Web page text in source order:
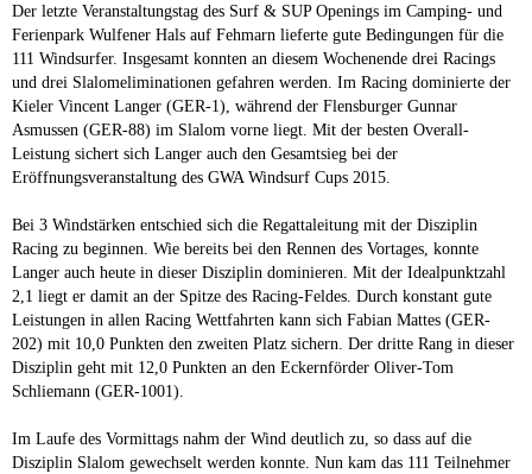
Touristik
Der letzte Veranstaltungstag des Surf & SUP Openings im Camping- und
Ferienpark Wulfener Hals auf Fehmarn lieferte gute Bedingungen für die
111 Windsurfer. Insgesamt konnten an diesem Wochenende drei Racings
und drei Slalomeliminationen gefahren werden. Im Racing dominierte der
Kieler Vincent Langer (GER-1), während der Flensburger Gunnar
Asmussen (GER-88) im Slalom vorne liegt. Mit der besten Overall-
Leistung sichert sich Langer auch den Gesamtsieg bei der
Eröffnungsveranstaltung des GWA Windsurf Cups 2015.
Bei 3 Windstärken entschied sich die Regattaleitung mit der Disziplin
Racing zu beginnen. Wie bereits bei den Rennen des Vortages, konnte
Langer auch heute in dieser Disziplin dominieren. Mit der Idealpunktzahl
2,1 liegt er damit an der Spitze des Racing-Feldes. Durch konstant gute
Leistungen in allen Racing Wettfahrten kann sich Fabian Mattes (GER-
202) mit 10,0 Punkten den zweiten Platz sichern. Der dritte Rang in dieser
Disziplin geht mit 12,0 Punkten an den Eckernförder Oliver-Tom
Schliemann (GER-1001).
Im Laufe des Vormittags nahm der Wind deutlich zu, so dass auf die
Disziplin Slalom gewechselt werden konnte. Nun kam das 111 Teilnehmer